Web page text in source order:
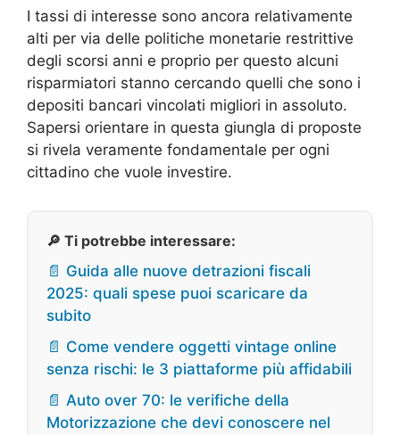
I tassi di interesse sono ancora relativamente
alti per via delle politiche monetarie restrittive
degli scorsi anni e proprio per questo alcuni
risparmiatori stanno cercando quelli che sono i
depositi bancari vincolati migliori in assoluto.
Sapersi orientare in questa giungla di proposte
si rivela veramente fondamentale per ogni
cittadino che vuole investire.
🔎 Ti potrebbe interessare:
📄 Guida alle nuove detrazioni fiscali
2025: quali spese puoi scaricare da
subito
📄 Come vendere oggetti vintage online
senza rischi: le 3 piattaforme più affidabili
📄 Auto over 70: le verifiche della
Motorizzazione che devi conoscere nel